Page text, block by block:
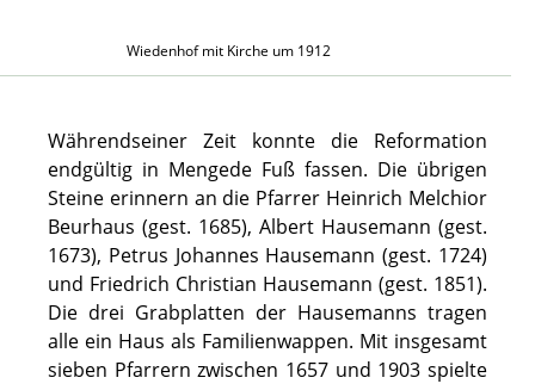
Wiedenhof mit Kirche um 1912
Währendseiner Zeit konnte die Reformation
endgültig in Mengede Fuß fassen. Die übrigen
Steine erinnern an die Pfarrer Heinrich Melchior
Beurhaus (gest. 1685), Albert Hausemann (gest.
1673), Petrus Johannes Hausemann (gest. 1724)
und Friedrich Christian Hausemann (gest. 1851).
Die drei Grabplatten der Hausemanns tragen
alle ein Haus als Familienwappen. Mit insgesamt
sieben Pfarrern zwischen 1657 und 1903 spielte